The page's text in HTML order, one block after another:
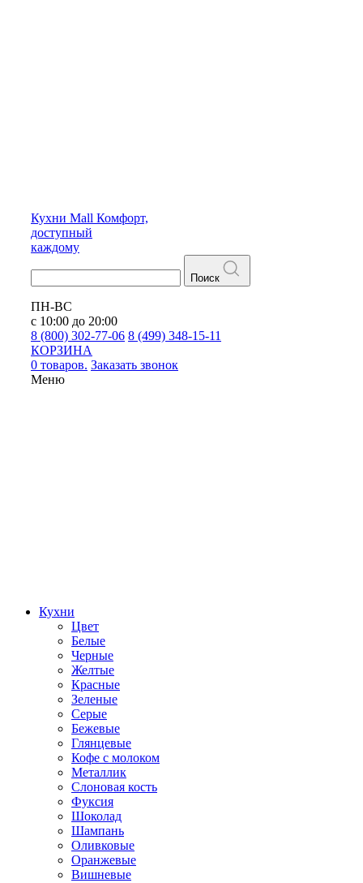
Кухни Mall Комфорт,
доступный
каждому
Поиск
ПН-ВС
с 10:00 до 20:00
8 (800) 302-77-06 8 (499) 348-15-11
КОРЗИНА
0 товаров. Заказать звонок
Меню
Кухни
Цвет
Белые
Черные
Желтые
Красные
Зеленые
Серые
Бежевые
Глянцевые
Кофе с молоком
Металлик
Слоновая кость
Фуксия
Шоколад
Шампань
Оливковые
Оранжевые
Вишневые